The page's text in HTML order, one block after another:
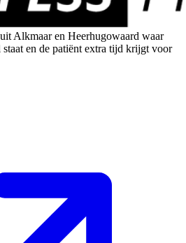
Alkmaar en Heerhugowaard waar
en de patiënt extra tijd krijgt voor